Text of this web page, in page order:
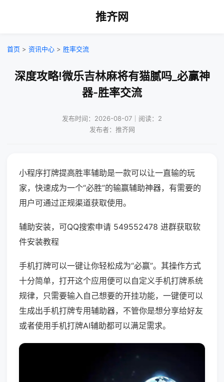
推齐网
首页 > 资讯中心 > 胜率交流
深度攻略!微乐吉林麻将有猫腻吗_必赢神
器-胜率交流
发布时间：2026-08-07｜阅读：2
发布者：推齐网
小程序打牌提高胜率辅助是一款可以让一直输的玩
家，快速成为一个“必胜”的输赢辅助神器，有需要的
用户可通过正规渠道获取使用。
辅助安装，可QQ搜索申请 549552478 进群获取软
件安装教程
手机打牌可以一键让你轻松成为“必赢”。其操作方式
十分简单，打开这个应用便可以自定义手机打牌系统
规律，只需要输入自己想要的开挂功能，一键便可以
生成出手机打牌专用辅助器，不管你是想分享给好友
或者使用手机打牌AI辅助都可以满足需求。